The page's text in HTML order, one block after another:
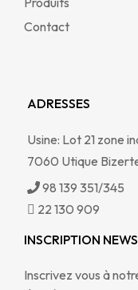
Contact
ADRESSES
Usine: Lot 21 zone
7060 Utique
98 139 351/345
22 130 909
INSCRIPTION
Inscrivez vous à